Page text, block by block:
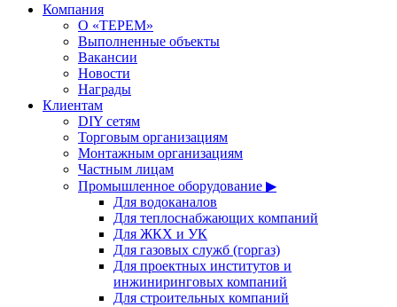
Компания
О «ТЕРЕМ»
Выполненные объекты
Вакансии
Новости
Награды
Клиентам
DIY сетям
Торговым организациям
Монтажным организациям
Частным лицам
Промышленное оборудование ▶
Для водоканалов
Для теплоснабжающих компаний
Для ЖКХ и УК
Для газовых служб (горгаз)
Для проектных институтов и
инжиниринговых компаний
Для строительных компаний